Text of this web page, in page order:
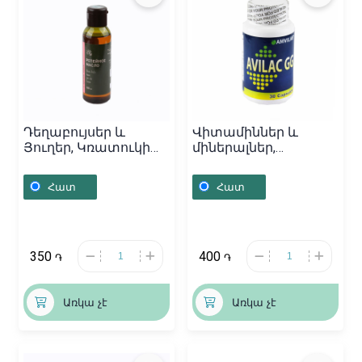
Դեղաբույսեր և
Յուղեր, Կռատուկի
Ռուսաստան
Հատ
350 ֏
Առկա չէ
Վիտամիններ և
միներալներ,
«Avilac», ԱՄՆ
Հատ
400 ֏
Առկա չէ